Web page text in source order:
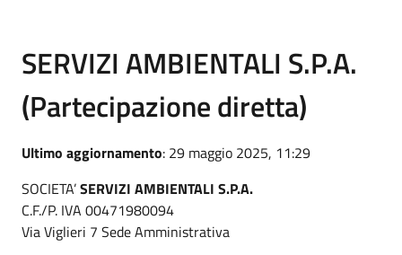
SERVIZI AMBIENTALI S.P.A.
(Partecipazione diretta)
Ultimo aggiornamento: 29 maggio 2025, 11:29
SOCIETA’SERVIZI AMBIENTALI S.P.A.
C.F./P. IVA 00471980094
Via Viglieri 7 Sede Amministrativa